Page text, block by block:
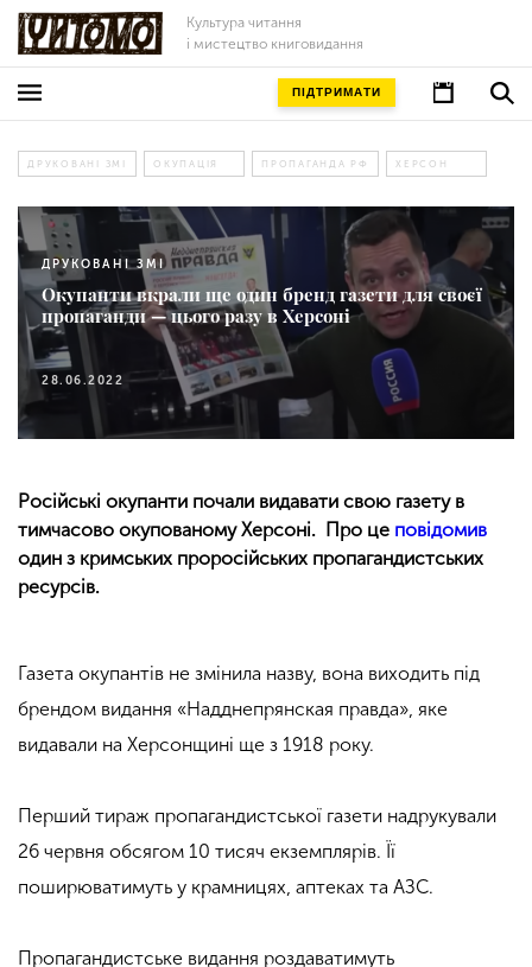
Культура читання
і мистецтво книговидання
ПІДТРИМАТИ
ДРУКОВАНІ ЗМІ ОКУПАЦІЯ ПРОПАГАНДА РФ ХЕРСОН
ДРУКОВАНІ ЗМІ
Окупанти вкрали ще один бренд газети для своєї
пропаганди — цього разу в Херсоні
28.06.2022
Російські окупанти почали видавати свою газету в
тимчасово окупованому Херсоні. Про це повідомив
один з кримських проросійських пропагандистських
ресурсів.
Газета окупантів не змінила назву, вона виходить під
брендом видання «Надднепрянская правда», яке
видавали на Херсонщині ще з 1918 року.
Перший тираж пропагандистської газети надрукували
26 червня обсягом 10 тисяч екземплярів. Її
поширюватимуть у крамницях, аптеках та АЗС.
Пропагандистське видання роздаватимуть